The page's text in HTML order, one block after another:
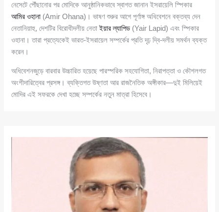
নেসেটে পৌঁছানোর পর মোদিকে আনুষ্ঠানিকভাবে স্বাগত জানান ইসরায়েলি স্পিকার
আমির ওহানা (Amir Ohana)। ভাষণ শুরুর আগে পূর্ণাঙ্গ অধিবেশনে বক্তব্য দেন
নেতানিয়াহু, দেশটির বিরোধীদলীয় নেতাইয়ার ল্যাপিড (Yair Lapid) এবং স্পিকার
ওহানা। তারা প্রত্যেকেই ভারত-ইসরায়েল সম্পর্কের প্রতি দৃঢ় দ্বি-দলীয় সমর্থন ব্যক্ত
করেন।
অধিবেশনজুড়ে বারবার উচ্চারিত হয়েছে পারস্পরিক সহযোগিতা, নিরাপত্তা ও কৌশলগত
অংশীদারিত্বের প্রসঙ্গ। ব্যক্তিগত উষ্ণতা আর রাজনৈতিক অঙ্গীকার—দুই মিলিয়েই
মোদির এই সফরকে দেখা হচ্ছে সম্পর্কের নতুন মাত্রা হিসেবে।